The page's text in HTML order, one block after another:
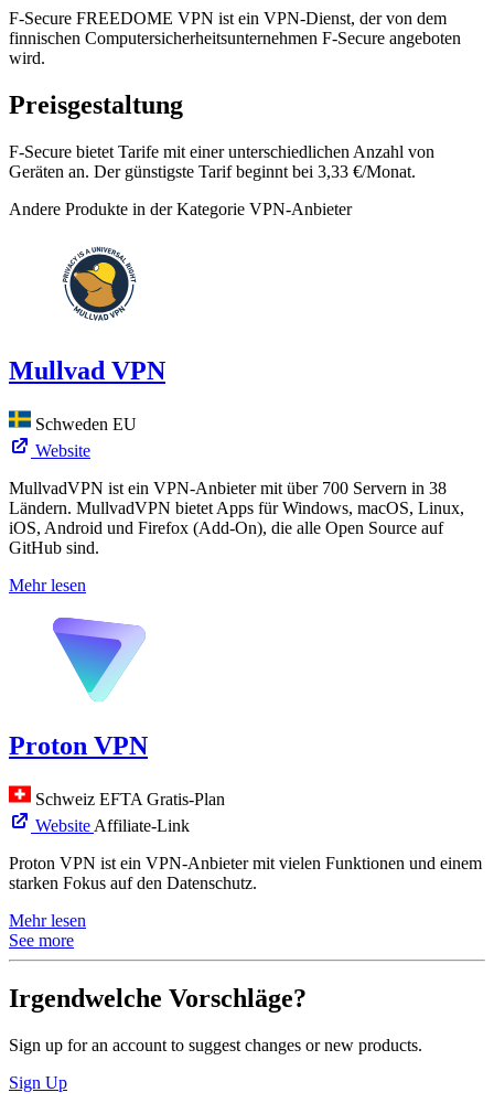
F-Secure FREEDOME VPN ist ein VPN-Dienst, der von dem
finnischen Computersicherheitsunternehmen F-Secure angeboten
wird.
Preisgestaltung
F-Secure bietet Tarife mit einer unterschiedlichen Anzahl von
Geräten an. Der günstigste Tarif beginnt bei 3,33 €/Monat.
Andere Produkte in der Kategorie VPN-Anbieter
Mullvad VPN
Schweden EU
Website
MullvadVPN ist ein VPN-Anbieter mit über 700 Servern in 38
Ländern. MullvadVPN bietet Apps für Windows, macOS, Linux,
iOS, Android und Firefox (Add-On), die alle Open Source auf
GitHub sind.
Mehr lesen
Proton VPN
Schweiz EFTA Gratis-Plan
Website Affiliate-Link
Proton VPN ist ein VPN-Anbieter mit vielen Funktionen und einem
starken Fokus auf den Datenschutz.
Mehr lesen
See more
Irgendwelche Vorschläge?
Sign up for an account to suggest changes or new products.
Sign Up